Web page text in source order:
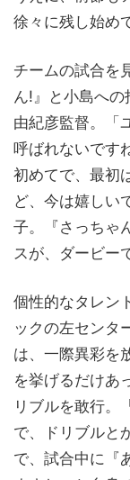
徐々に残し始め
チームの試合を
ん!』と小島へ
由紀彦監督。「
呼ばれないです
初めてで、最初
ど、今は嬉しい
子。『さっちゃ
スが、ダービー
個性的なタレン
ックの左センタ
は、一際異彩を
を挙げるだけあ
リブルを敢行。
で、ドリブルと
で、試合中に『